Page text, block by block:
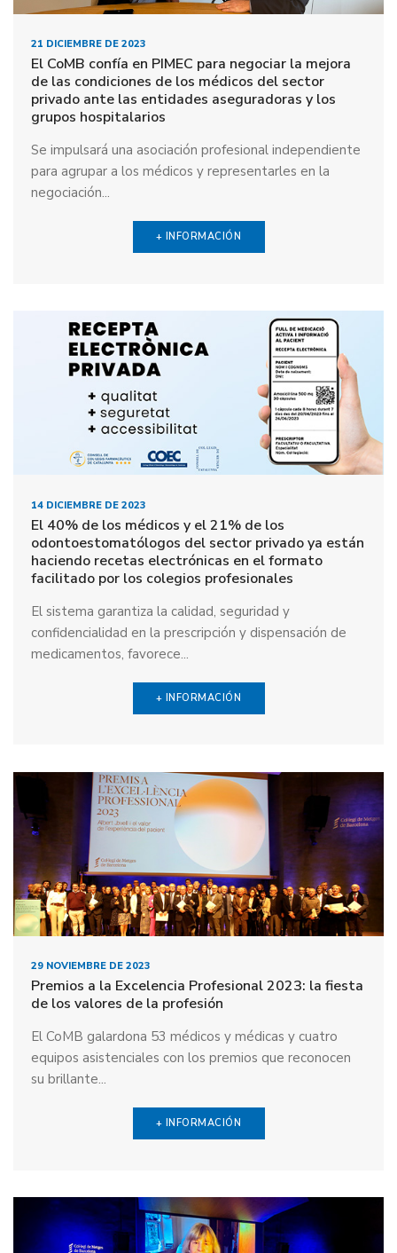
21 DICIEMBRE DE 2023
El CoMB confía en PIMEC para negociar la mejora
de las condiciones de los médicos del sector
privado ante las entidades aseguradoras y los
grupos hospitalarios
Se impulsará una asociación profesional independiente
para agrupar a los médicos y representarles en la
negociación...
+ INFORMACIÓN
14 DICIEMBRE DE 2023
El 40% de los médicos y el 21% de los
odontoestomatólogos del sector privado ya están
haciendo recetas electrónicas en el formato
facilitado por los colegios profesionales
El sistema garantiza la calidad, seguridad y
confidencialidad en la prescripción y dispensación de
medicamentos, favorece...
+ INFORMACIÓN
29 NOVIEMBRE DE 2023
Premios a la Excelencia Profesional 2023: la fiesta
de los valores de la profesión
El CoMB galardona 53 médicos y médicas y cuatro
equipos asistenciales con los premios que reconocen
su brillante...
+ INFORMACIÓN